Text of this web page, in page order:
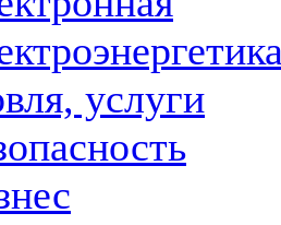
услуги